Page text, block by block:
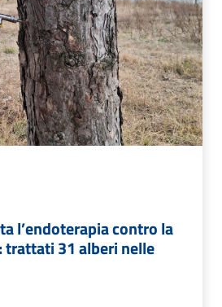
l’endoterapia contro la
trattati 31 alberi nelle